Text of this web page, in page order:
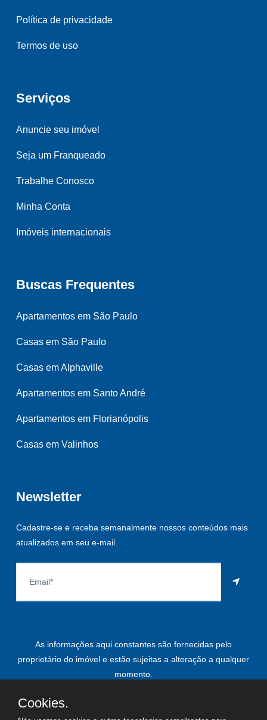
Política de privacidade
Termos de uso
Serviços
Anuncie seu imóvel
Seja um Franqueado
Trabalhe Conosco
Minha Conta
Imóveis internacionais
Buscas Frequentes
Apartamentos em São Paulo
Casas em São Paulo
Casas em Alphaville
Apartamentos em Santo André
Apartamentos em Florianópolis
Casas em Valinhos
Newsletter
Cadastre-se e receba semanalmente nossos conteúdos mais
atualizados em seu e-mail.
As informações aqui constantes são fornecidas pelo
proprietário do imóvel e estão sujeitas a alteração a qualquer
momento.
Cookies.